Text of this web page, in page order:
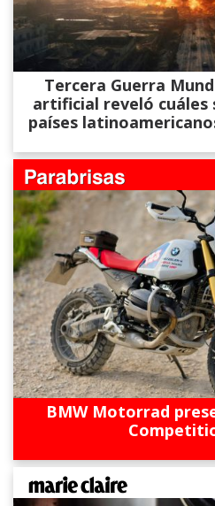
Tercera Guerra
artificial reveló cuáles
países
BMW Motorrad